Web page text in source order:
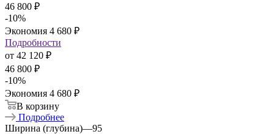
46 800 ₽
-10%
Экономия 4 680 ₽
Подробности
от 42 120 ₽
46 800 ₽
-10%
Экономия 4 680 ₽
В корзину
Подробнее
Ширина (глубина)—95